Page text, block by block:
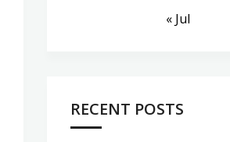
« Jul
RECENT POSTS